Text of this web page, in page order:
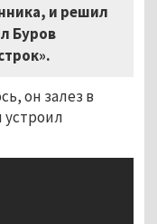
и решил
Буров
он залез в
устроил